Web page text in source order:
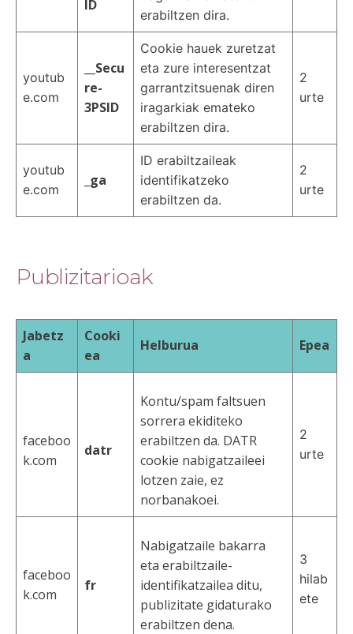
ID
erabiltzen dira.
youtub
e.com
__Secu
re-
3PSID
Cookie hauek zuretzat
eta zure interesentzat
garrantzitsuenak diren
iragarkiak emateko
erabiltzen dira.
2
urte
youtub
e.com
_ga
ID erabiltzaileak
identifikatzeko
erabiltzen da.
2
urte
Publizitarioak
Jabetz
a
Cooki
ea
Helburua Epea
faceboo
k.com
datr
Kontu/spam faltsuen
sorrera ekiditeko
erabiltzen da. DATR
cookie nabigatzaileei
lotzen zaie, ez
norbanakoei.
2
urte
faceboo
k.com
fr
Nabigatzaile bakarra
eta erabiltzaile-
identifikatzailea ditu,
publizitate gidaturako
erabiltzen dena.
3
hilab
ete